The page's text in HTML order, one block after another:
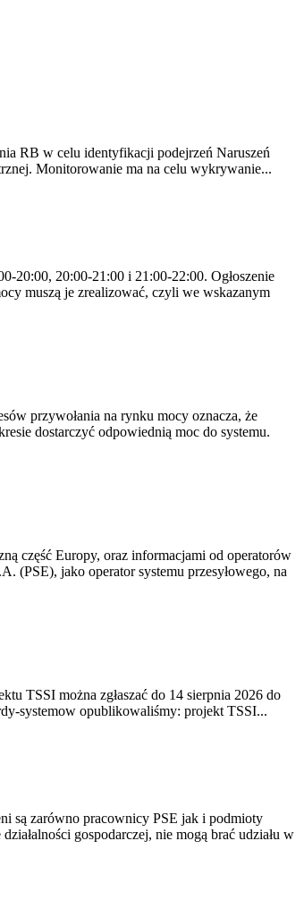
RB w celu identyfikacji podejrzeń Naruszeń
Monitorowanie ma na celu wykrywanie...
20:00, 20:00-21:00 i 21:00-22:00. Ogłoszenie
muszą je zrealizować, czyli we wskazanym
przywołania na rynku mocy oznacza, że
dostarczyć odpowiednią moc do systemu.
część Europy, oraz informacjami od operatorów
(PSE), jako operator systemu przesyłowego, na
TSSI można zgłaszać do 14 sierpnia 2026 do
systemow opublikowaliśmy: projekt TSSI...
są zarówno pracownicy PSE jak i podmioty
gospodarczej, nie mogą brać udziału w